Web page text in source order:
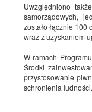
Uwzględniono
samorządowych,
zostało łącznie
wraz z uzyskaniem
W ramach
Środki
przystosowanie
schronienia ludności.